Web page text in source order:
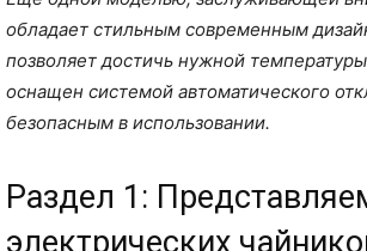
обладает стильным современным
позволяет достичь нужной
оснащен системой автоматического
безопасным в использовании.
Раздел 1:
электрических